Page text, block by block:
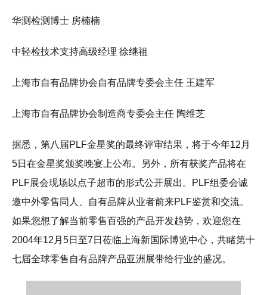
华测检测博士 房楠楠
中轻检技术支持高级经理 徐继祖
上海市自有品牌协会自有品牌专委会主任 王建军
上海市自有品牌协会制造商专委会主任 陶维芝
据悉，第八届PLF金星奖的最终评审结果，将于今年12月
5日在金星奖颁奖晚宴上公布。另外，所有获奖产品将在
PLF展会现场以点子超市的形式公开展出。PLF组委会诚
邀中外零售同人、自有品牌从业者前来PLF鉴赏和交流。
如果您想了解当前零售百强的产品开发趋势，欢迎您在
2004年12月5日至7日莅临上海新国际博览中心，共睹第十
七届全球零售自有品牌产品亚洲展带给行业的盛况。